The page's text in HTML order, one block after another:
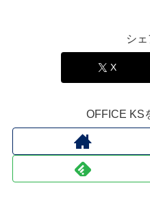
シ
X
OFFICE KS